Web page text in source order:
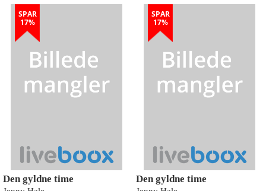
SPAR
17%
Den gyldne time
SPAR
17%
Den gyldne time